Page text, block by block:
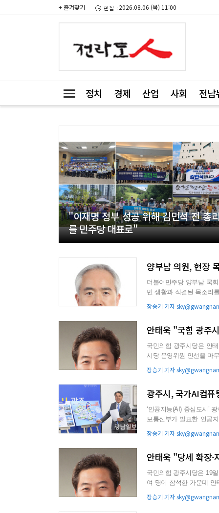
+ 즐겨찾기 2026.08.06 (목) 11:00
정치 경제 산업 사회 전남
"이재명 정부 성공 위해 김민석 전 총
를 민주당 대표로"
양부남 의원, 현장
더불어민주당 양부남 국
민 생활과 직결된 목소리를 직
장승기 기자
안태욱 "국힘 광주
국민의힘 광주시당은 안
시당 운영위원 인선을 마
장승기 기자
광주시, 국가AI컴
‘인공지능(AI) 중심도시’ 광주시
보통신부가 발표한 인공
장승기 기자
안태욱 "당세 확장
국민의힘 광주시당은 19
여 명이 참석한 가운데 안태욱
장승기 기자